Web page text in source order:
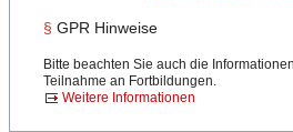
§ GPR Hinweise
Bitte beachten Sie auch die
Teilnahme an Fortbildungen.
Weitere Informationen